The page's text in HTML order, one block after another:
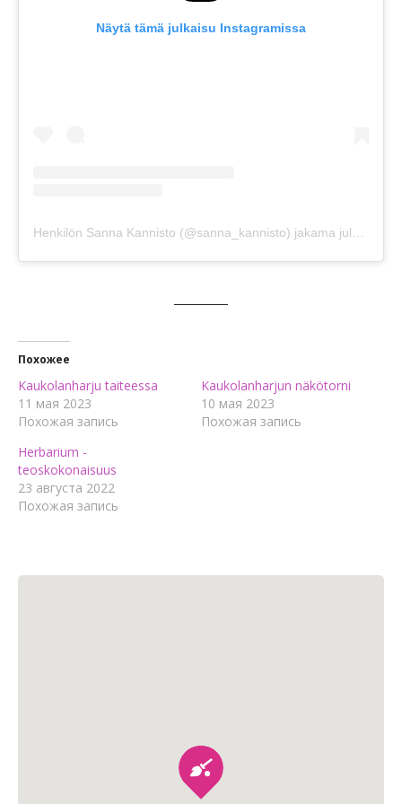
Näytä tämä julkaisu Instagramissa
Похожее
Kaukolanharju taiteessa
11 мая 2023
Похожая запись
Kaukolanharjun näkötorni
10 мая 2023
Похожая запись
Herbarium -
teoskokonaisuus
23 августа 2022
Похожая запись